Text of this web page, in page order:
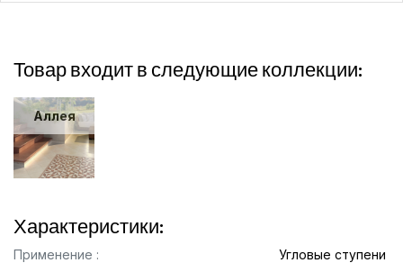
Товар входит в следующие коллекции:
Аллея
Характеристики:
Применение : Угловые ступени